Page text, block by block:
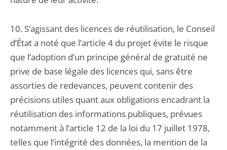
10. S’agissant des licences de réutilisation, le Conseil
d’État a noté que l’article 4 du projet évite le risque
que l’adoption d’un principe général de gratuité ne
prive de base légale des licences qui, sans être
assorties de redevances, peuvent contenir des
précisions utiles quant aux obligations encadrant la
réutilisation des informations publiques, prévues
notamment à l’article 12 de la loi du 17 juillet 1978,
telles que l’intégrité des données, la mention de la